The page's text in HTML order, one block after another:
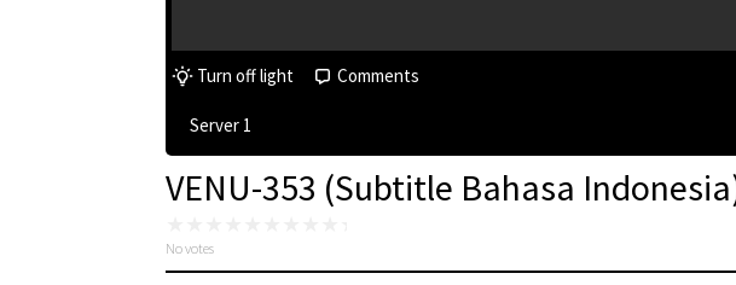
Turn off light Comments
Server 1
VENU-353 (Subtitle Bahasa
No votes